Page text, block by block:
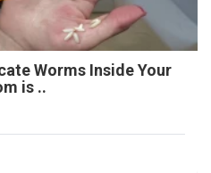
Worms Inside Your
is ..